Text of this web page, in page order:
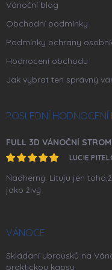
Vánoční blog
Obchodní podmínky
Podmínky ochrany
Hodnocení obchodu
Jak vybrat ten správný
POSLEDNÍ HODNOCENÍ
FULL 3D VÁNOČNÍ
LUCIE
Nadherný. Lituju jen
jako živý
VÁNOCE
Skládání ubrousků na
praktickou kapsu